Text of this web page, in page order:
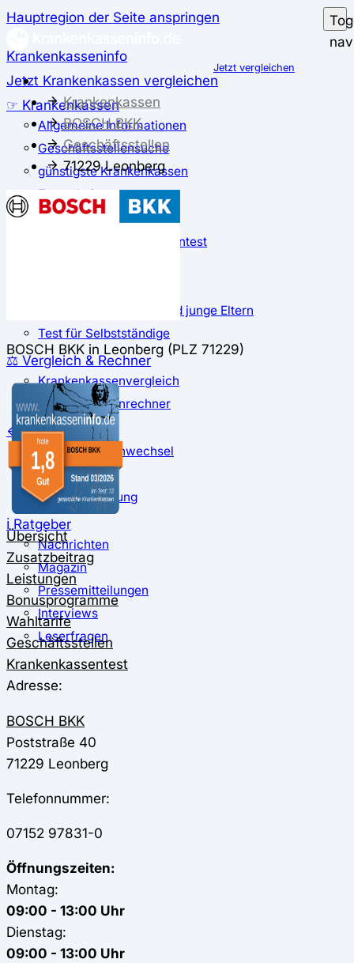
Hauptregion der Seite anspringen
Krankenkasseninfo
Jetzt Krankenkassen vergleichen
☞ Krankenkassen
Allgemeine Informationen
Geschäftsstellensuche
günstigste Krankenkassen
Zusatzbeitrag
✅ Krankenkassen Test
Der große Krankenkassentest
Test für Schwangere und junge Eltern
Test für Selbstständige
⚖️ Vergleich & Rechner
Krankenkassenvergleich
Krankenkassenrechner
↔ Wechsel
Krankenkassenwechsel
Kündigung
Musterkündigung
ℹ Ratgeber
Nachrichten
Magazin
Pressemitteilungen
Interviews
Leserfragen
Jetzt vergleichen
Krankenkassen
BOSCH BKK
Geschäftsstellen
71229 Leonberg
BOSCH BKK in Leonberg (PLZ 71229)
Übersicht
Zusatzbeitrag
Leistungen
Bonusprogramme
Wahltarife
Geschäftsstellen
Krankenkassentest
Adresse:
BOSCH BKK
Poststraße 40
71229 Leonberg
Telefonnummer:
07152 97831-0
Öffnungszeiten:
Montag:
09:00 - 13:00 Uhr
Dienstag:
09:00 - 13:00 Uhr